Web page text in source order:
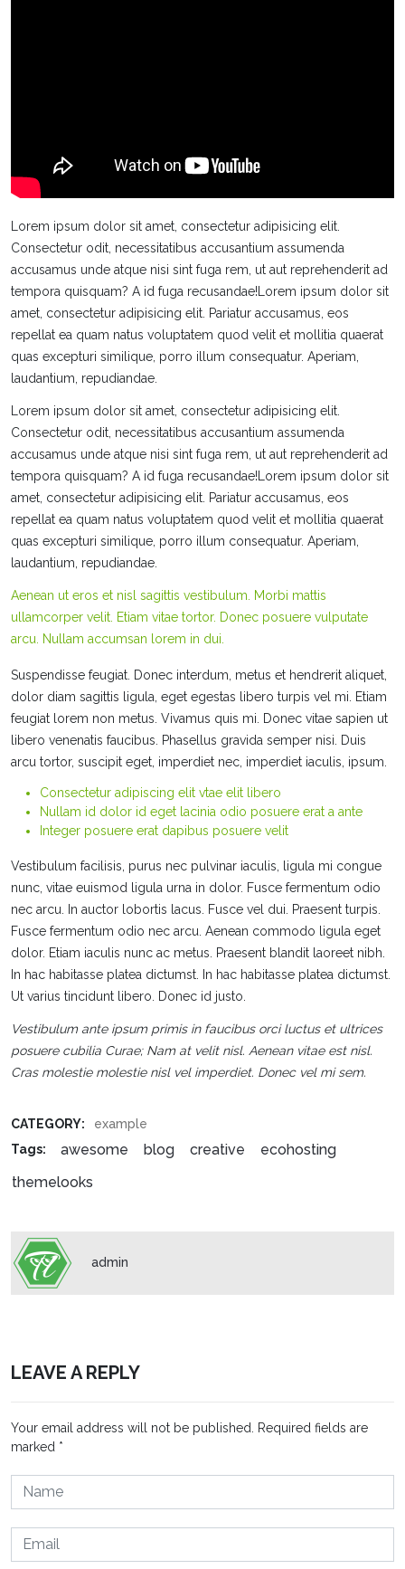
Lorem ipsum dolor sit amet, consectetur adipisicing elit.
Consectetur odit, necessitatibus accusantium assumenda
accusamus unde atque nisi sint fuga rem, ut aut reprehenderit ad
tempora quisquam? A id fuga recusandae!Lorem ipsum dolor sit
amet, consectetur adipisicing elit. Pariatur accusamus, eos
repellat ea quam natus voluptatem quod velit et mollitia quaerat
quas excepturi similique, porro illum consequatur. Aperiam,
laudantium, repudiandae.
Lorem ipsum dolor sit amet, consectetur adipisicing elit.
Consectetur odit, necessitatibus accusantium assumenda
accusamus unde atque nisi sint fuga rem, ut aut reprehenderit ad
tempora quisquam? A id fuga recusandae!Lorem ipsum dolor sit
amet, consectetur adipisicing elit. Pariatur accusamus, eos
repellat ea quam natus voluptatem quod velit et mollitia quaerat
quas excepturi similique, porro illum consequatur. Aperiam,
laudantium, repudiandae.
Aenean ut eros et nisl sagittis vestibulum. Morbi mattis
ullamcorper velit. Etiam vitae tortor. Donec posuere vulputate
arcu. Nullam accumsan lorem in dui.
Suspendisse feugiat. Donec interdum, metus et hendrerit aliquet,
dolor diam sagittis ligula, eget egestas libero turpis vel mi. Etiam
feugiat lorem non metus. Vivamus quis mi. Donec vitae sapien ut
libero venenatis faucibus. Phasellus gravida semper nisi. Duis
arcu tortor, suscipit eget, imperdiet nec, imperdiet iaculis, ipsum.
Consectetur adipiscing elit vtae elit libero
Nullam id dolor id eget lacinia odio posuere erat a ante
Integer posuere erat dapibus posuere velit
Vestibulum facilisis, purus nec pulvinar iaculis, ligula mi congue
nunc, vitae euismod ligula urna in dolor. Fusce fermentum odio
nec arcu. In auctor lobortis lacus. Fusce vel dui. Praesent turpis.
Fusce fermentum odio nec arcu. Aenean commodo ligula eget
dolor. Etiam iaculis nunc ac metus. Praesent blandit laoreet nibh.
In hac habitasse platea dictumst. In hac habitasse platea dictumst.
Ut varius tincidunt libero. Donec id justo.
Vestibulum ante ipsum primis in faucibus orci luctus et ultrices
posuere cubilia Curae; Nam at velit nisl. Aenean vitae est nisl.
Cras molestie molestie nisl vel imperdiet. Donec vel mi sem.
CATEGORY:
example
Tags:
awesome blog creative
ecohosting
themelooks
admin
LEAVE A REPLY
Your email address will not be published.
Required fields are
marked *